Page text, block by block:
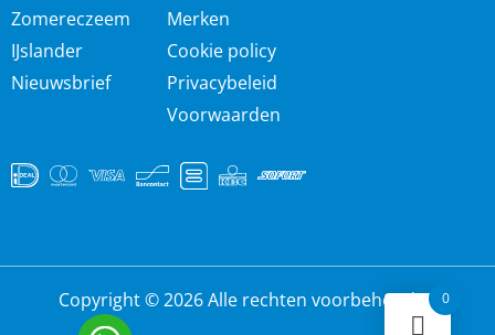
Zomereczeem
IJslander
Nieuwsbrief
Merken
Cookie policy
Privacybeleid
Voorwaarden
Copyright © 2026 Alle rechten voorbehouden 0